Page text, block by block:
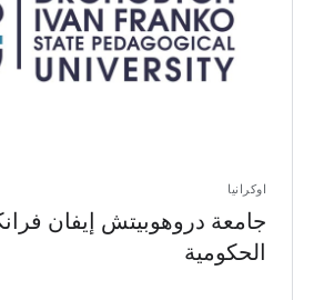
اوكرانيا
جامعة دروهوبيتش إيفان
الحكومية